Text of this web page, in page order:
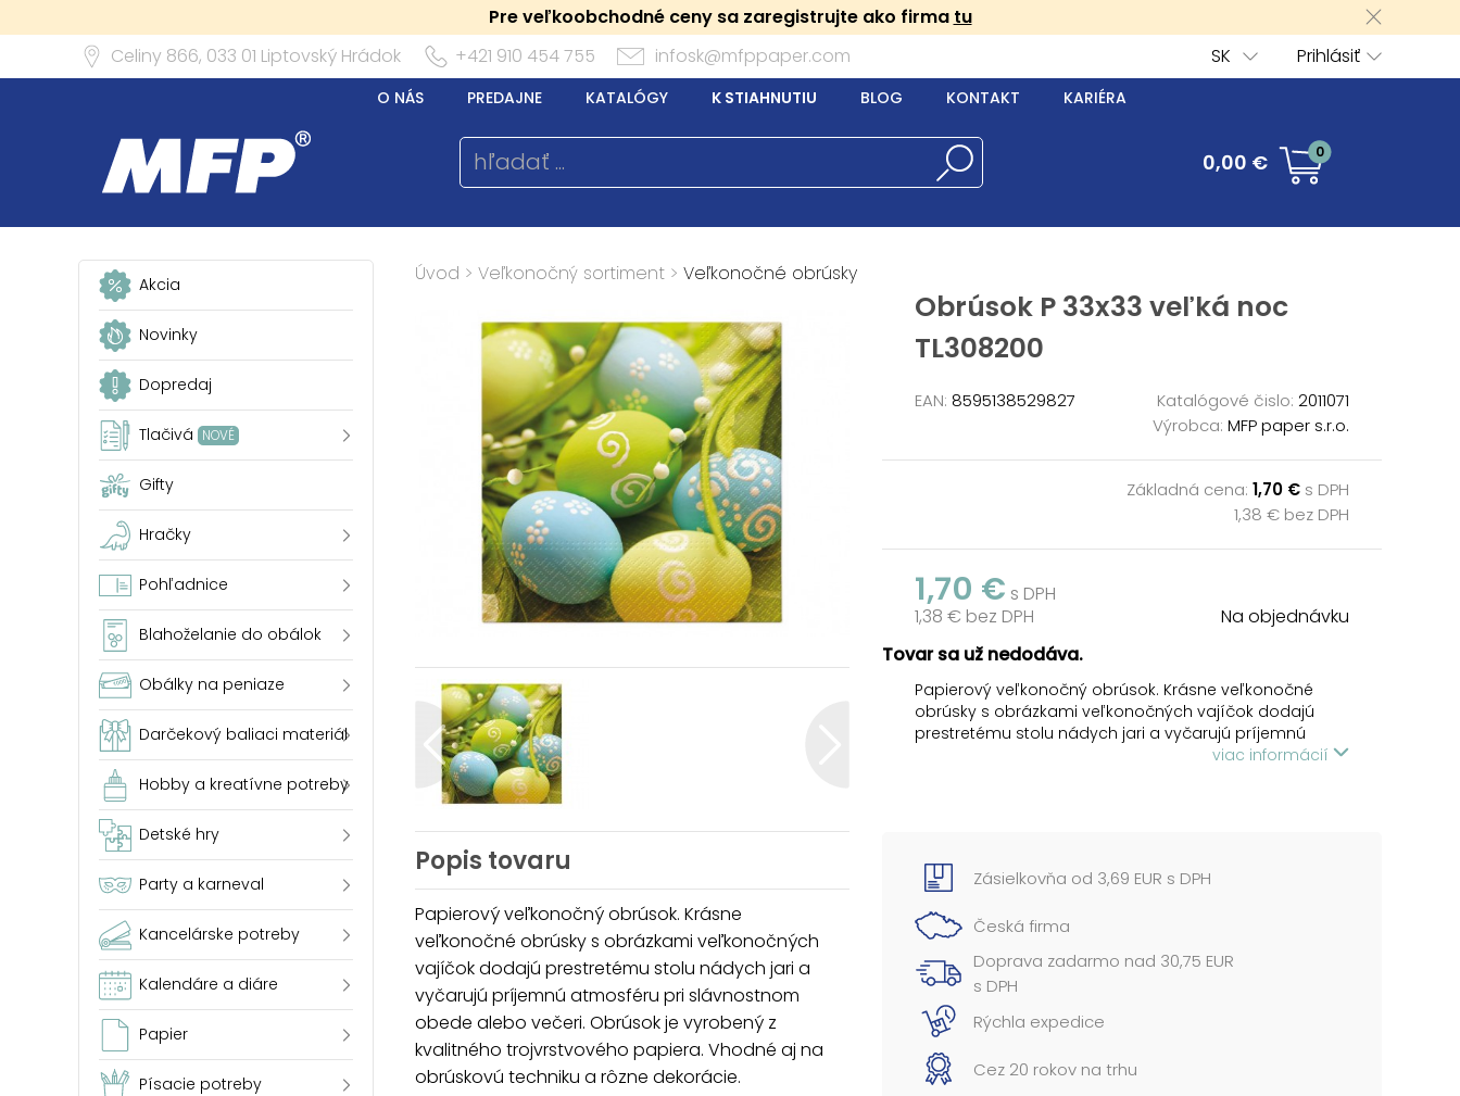
Pre veľkoobchodné ceny sa zaregistrujte ako firma tu
Celiny 866, 033 01 Liptovský Hrádok +421 910 454 755 infosk@mfppaper.com Prihlásiť
SK
O NÁS PREDAJNE KATALÓGY K STIAHNUTIU BLOG KONTAKT KARIÉRA
0,00 € 0
Akcia
Novinky
Dopredaj
Tlačivá NOVÉ
Gifty
Hračky
Pohľadnice
Blahoželanie do obálok
Obálky na peniaze
Darčekový baliaci materiál
Hobby a kreatívne potreby
Detské hry
Party a karneval
Kancelárske potreby
Kalendáre a diáre
Papier
Písacie potreby
Úvod > Veľkonočný sortiment > Veľkonočné obrúsky
Obrúsok P 33x33 veľká noc
TL308200
EAN: 8595138529827 Katalógové čislo: 2011071
Výrobca: MFP paper s.r.o.
Základná cena: 1,70 € s DPH
1,38 € bez DPH
1,70 € s DPH
1,38 € bez DPH
Na objednávku
Tovar sa už nedodáva.
Papierový veľkonočný obrúsok. Krásne veľkonočné
obrúsky s obrázkami veľkonočných vajíčok dodajú
prestretému stolu nádych jari a vyčarujú príjemnú
atmosféru pri slávnostnom obede alebo večeri.
MOTÍV: veľkonočné vajíčka
POČET OBRÚSKOV V BALENÍ: 20 ks
Uvedená cena je za 1 balenie po 20 ks....
viac informácií
Popis tovaru
Papierový veľkonočný obrúsok. Krásne
veľkonočné obrúsky s obrázkami veľkonočných
vajíčok dodajú prestretému stolu nádych jari a
vyčarujú príjemnú atmosféru pri slávnostnom
obede alebo večeri. Obrúsok je vyrobený z
kvalitného trojvrstvového papiera. Vhodné aj na
obrúskovú techniku a rôzne dekorácie.
Zásielkovňa od 3,69 EUR s DPH
Česká firma
Doprava zadarmo nad 30,75 EUR
s DPH
Rýchla expedice
Cez 20 rokov na trhu